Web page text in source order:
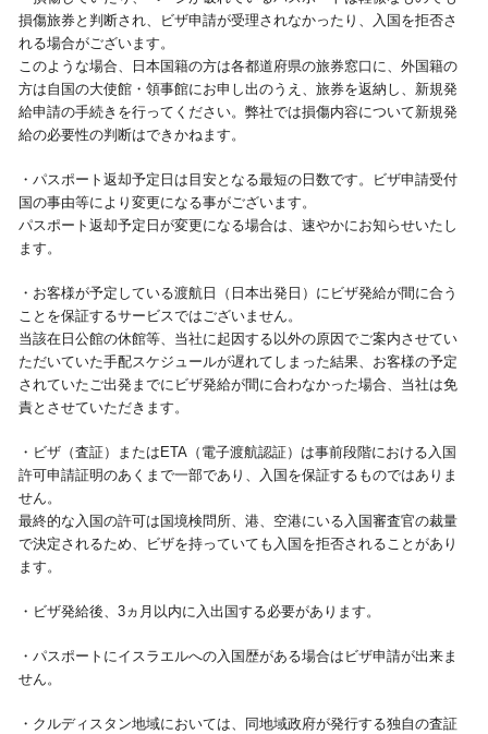
損傷旅券と判断され、ビザ申請が受理されなかったり、入国を拒否さ
れる場合がございます。
このような場合、日本国籍の方は各都道府県の旅券窓口に、外国籍の
方は自国の大使館・領事館にお申し出のうえ、旅券を返納し、新規発
給申請の手続きを行ってください。弊社では損傷内容について新規発
給の必要性の判断はできかねます。
・パスポート返却予定日は目安となる最短の日数です。ビザ申請受付
国の事由等により変更になる事がございます。
パスポート返却予定日が変更になる場合は、速やかにお知らせいたし
ます。
・お客様が予定している渡航日（日本出発日）にビザ発給が間に合う
ことを保証するサービスではございません。
当該在日公館の休館等、当社に起因する以外の原因でご案内させてい
ただいていた手配スケジュールが遅れてしまった結果、お客様の予定
されていたご出発までにビザ発給が間に合わなかった場合、当社は免
責とさせていただきます。
・ビザ（査証）またはETA（電子渡航認証）は事前段階における入国
許可申請証明のあくまで一部であり、入国を保証するものではありま
せん。
最終的な入国の許可は国境検問所、港、空港にいる入国審査官の裁量
で決定されるため、ビザを持っていても入国を拒否されることがあり
ます。
・ビザ発給後、3ヵ月以内に入出国する必要があります。
・パスポートにイスラエルへの入国歴がある場合はビザ申請が出来ま
せん。
・クルディスタン地域においては、同地域政府が発行する独自の査証